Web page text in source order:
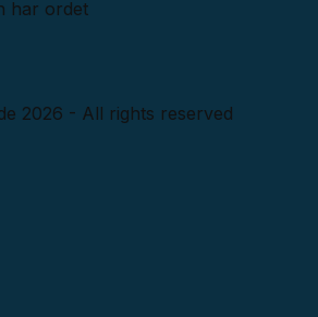
har ordet
2026 - All rights reserved